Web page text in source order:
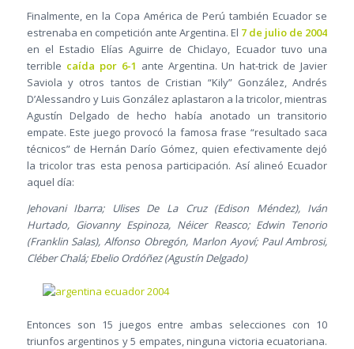
Finalmente, en la Copa América de Perú también Ecuador se
estrenaba en competición ante Argentina. El 7 de julio de 2004
en el Estadio Elías Aguirre de Chiclayo, Ecuador tuvo una
terrible caída por 6-1 ante Argentina. Un hat-trick de Javier
Saviola y otros tantos de Cristian “Kily” González, Andrés
D’Alessandro y Luis González aplastaron a la tricolor, mientras
Agustín Delgado de hecho había anotado un transitorio
empate. Este juego provocó la famosa frase “resultado saca
técnicos” de Hernán Darío Gómez, quien efectivamente dejó
la tricolor tras esta penosa participación. Así alineó Ecuador
aquel día:
Jehovani Ibarra; Ulises De La Cruz (Edison Méndez), Iván
Hurtado, Giovanny Espinoza, Néicer Reasco; Edwin Tenorio
(Franklin Salas), Alfonso Obregón, Marlon Ayoví; Paul Ambrosi,
Cléber Chalá; Ebelio Ordóñez (Agustín Delgado)
Entonces son 15 juegos entre ambas selecciones con 10
triunfos argentinos y 5 empates, ninguna victoria ecuatoriana.